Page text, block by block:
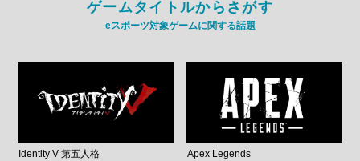
ゲームタイトルからさがす
eスポーツ対象ゲームに関する話題
Identity V 第五人格 Apex Legends